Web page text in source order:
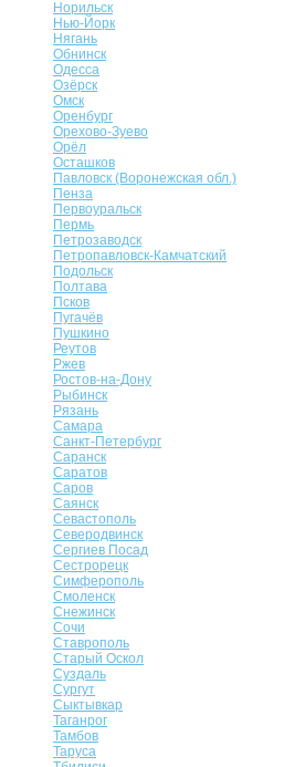
Норильск
Нью-Йорк
Нягань
Обнинск
Одесса
Озёрск
Омск
Оренбург
Орехово-Зуево
Орёл
Осташков
Павловск (Воронежская обл.)
Пенза
Первоуральск
Пермь
Петрозаводск
Петропавловск-Камчатский
Подольск
Полтава
Псков
Пугачёв
Пушкино
Реутов
Ржев
Ростов-на-Дону
Рыбинск
Рязань
Самара
Санкт-Петербург
Саранск
Саратов
Саров
Саянск
Севастополь
Северодвинск
Сергиев Посад
Сестрорецк
Симферополь
Смоленск
Снежинск
Сочи
Ставрополь
Старый Оскол
Суздаль
Сургут
Сыктывкар
Таганрог
Тамбов
Таруса